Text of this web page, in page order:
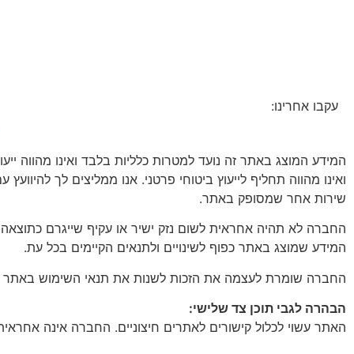
עקבו אחרינו:
המידע המוצג באתר זה נועד למטרות כלליות בלבד ואינו מהווה
ואינו מהווה תחליף לייעוץ ביטוחי פרטני. אנו ממליצים לך
שירות אחר שמסופק באתר.
החברה לא תהיה אחראית לשום נזק ישיר או עקיף שייגרם
המידע שמוצג באתר כפוף לשינויים ולתנאים הקיימים בכל עת.
החברה שומרת לעצמה את הזכות לשנות את תנאי השימוש באתר
הבהרה לגבי תוכן צד שלישי:
האתר עשוי לכלול קישורים לאתרים חיצוניים. החברה אינה